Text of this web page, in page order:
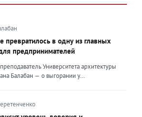
превратилось в одну из главных
предпринимателей
Университета архитектуры
Балабан — о выгорании у
у предпринимателей заметно
у наёмных сотрудников. Наёмный